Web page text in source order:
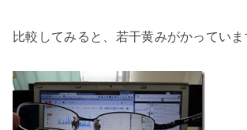
比較してみると、若干黄みがかっていま